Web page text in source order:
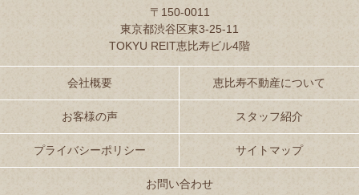
〒150-0011
東京都渋谷区東3-25-11
TOKYU REIT恵比寿ビル4階
会社概要 恵比寿不動産について
お客様の声 スタッフ紹介
プライバシーポリシー サイトマップ
お問い合わせ